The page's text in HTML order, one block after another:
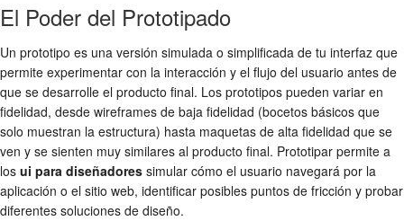
El Poder del Prototipado
Un prototipo es una versión simulada o simplificada de tu interfaz que
permite experimentar con la interacción y el flujo del usuario antes de
que se desarrolle el producto final. Los prototipos pueden variar en
fidelidad, desde wireframes de baja fidelidad (bocetos básicos que
solo muestran la estructura) hasta maquetas de alta fidelidad que se
ven y se sienten muy similares al producto final. Prototipar permite a
los ui para diseñadores simular cómo el usuario navegará por la
aplicación o el sitio web, identificar posibles puntos de fricción y probar
diferentes soluciones de diseño.